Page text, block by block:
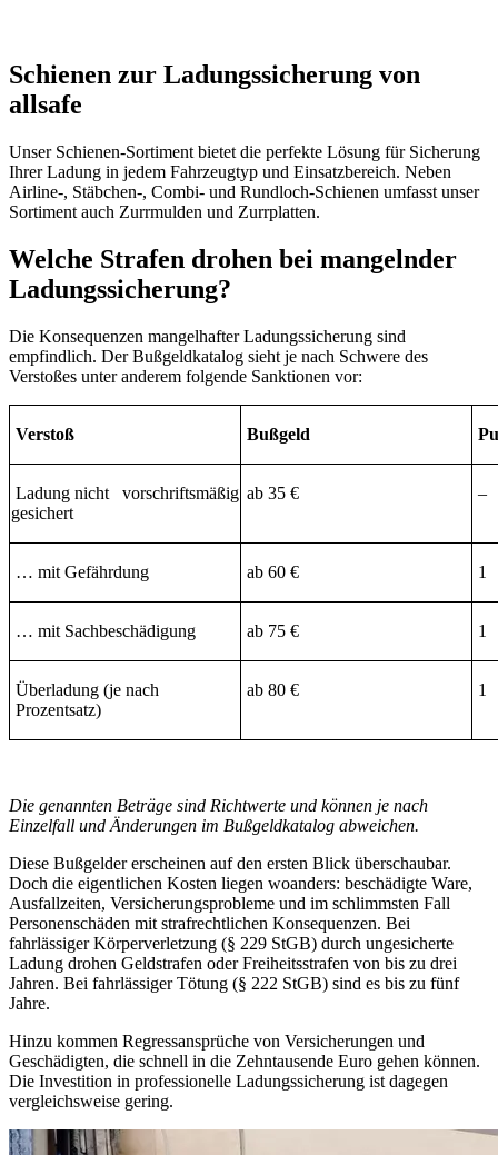
Schienen zur Ladungssicherung von
allsafe
Unser Schienen-Sortiment bietet die perfekte Lösung für Sicherung
Ihrer Ladung in jedem Fahrzeugtyp und Einsatzbereich. Neben
Airline-, Stäbchen-, Combi- und Rundloch-Schienen umfasst unser
Sortiment auch Zurrmulden und Zurrplatten.
Welche Strafen drohen bei mangelnder
Ladungssicherung?
Die Konsequenzen mangelhafter Ladungssicherung sind
empfindlich. Der Bußgeldkatalog sieht je nach Schwere des
Verstoßes unter anderem folgende Sanktionen vor:
Verstoß Bußgeld
Ladung nicht vorschriftsmäßig
gesichert
ab 35 € –
… mit Gefährdung ab 60 € 1
… mit Sachbeschädigung ab 75 € 1
Überladung (je nach
Prozentsatz)
ab 80 € 1
Die genannten Beträge sind Richtwerte und können je nach
Einzelfall und Änderungen im Bußgeldkatalog abweichen.
Diese Bußgelder erscheinen auf den ersten Blick überschaubar.
Doch die eigentlichen Kosten liegen woanders: beschädigte Ware,
Ausfallzeiten, Versicherungsprobleme und im schlimmsten Fall
Personenschäden mit strafrechtlichen Konsequenzen. Bei
fahrlässiger Körperverletzung (§ 229 StGB) durch ungesicherte
Ladung drohen Geldstrafen oder Freiheitsstrafen von bis zu drei
Jahren. Bei fahrlässiger Tötung (§ 222 StGB) sind es bis zu fünf
Jahre.
Hinzu kommen Regressansprüche von Versicherungen und
Geschädigten, die schnell in die Zehntausende Euro gehen können.
Die Investition in professionelle Ladungssicherung ist dagegen
vergleichsweise gering.